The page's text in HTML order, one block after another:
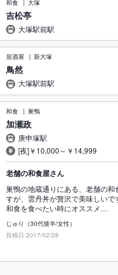
和食 大塚
吉松亭
大塚駅前駅
居酒屋 新大塚
鳥然
大塚駅前駅
和食 巣鴨
加瀬政
庚申塚駅
[夜]￥10,000～￥14,999
老舗の和食屋さん
巣鴨の地蔵通りにある、老舗の
すが、雲丹丼が贅沢で美味しい
和食を食べたい時にオススメ…
じゅり（30代後半/女性）
投稿日 2017/02/28